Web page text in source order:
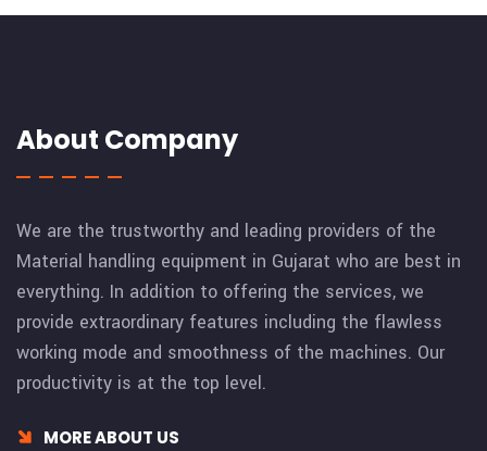
About Company
We are the trustworthy and leading providers of the
Material handling equipment in Gujarat who are best in
everything. In addition to offering the services, we
provide extraordinary features including the flawless
working mode and smoothness of the machines. Our
productivity is at the top level.
MORE ABOUT US